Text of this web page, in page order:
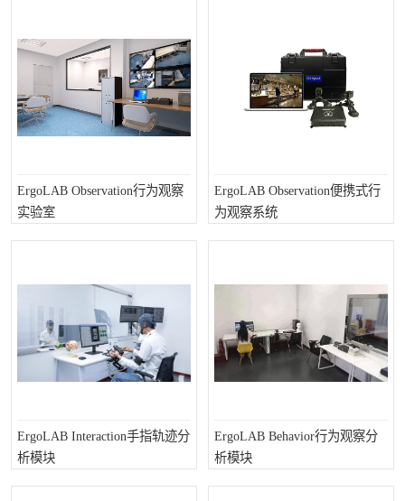
ErgoLAB Observation行为观察
实验室
ErgoLAB Observation便携式行
为观察系统
ErgoLAB Interaction手指轨迹分
析模块
ErgoLAB Behavior行为观察分
析模块